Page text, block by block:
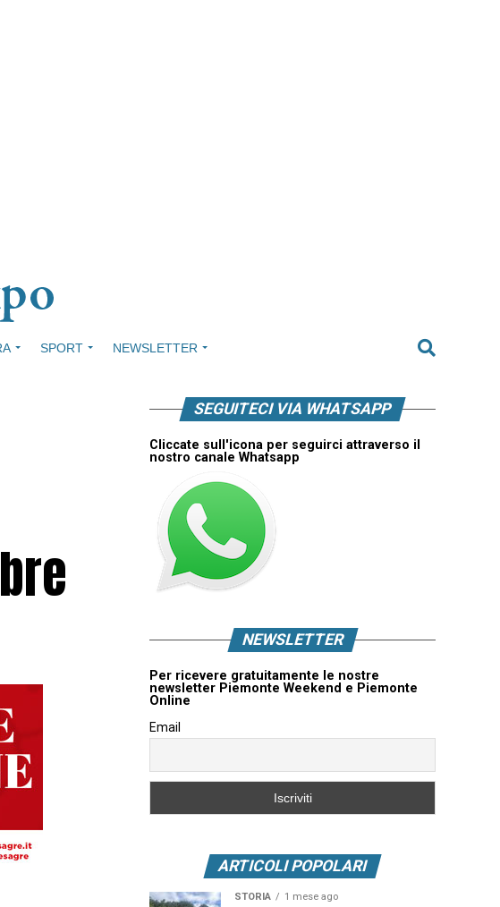
SPORT NEWSLETTER
SEGUITECI VIA WHATSAPP
Cliccate sull'icona per seguirci attraverso il
nostro canale Whatsapp
NEWSLETTER
Per ricevere gratuitamente le nostre
newsletter Piemonte Weekend e Piemonte
Online
Email
ARTICOLI POPOLARI
STORIA 1 mese ago